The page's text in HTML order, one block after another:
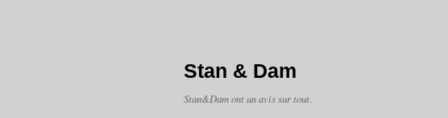
Stan & Dam
Stan&Dam ont un avis sur tout.